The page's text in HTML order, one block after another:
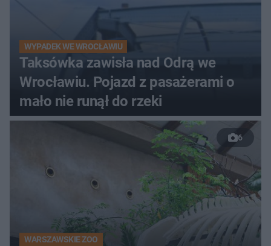
WYPADEK WE WROCŁAWIU
Taksówka zawisła nad Odrą we
Wrocławiu. Pojazd z pasażerami o
mało nie runął do rzeki
6
WARSZAWSKIE ZOO